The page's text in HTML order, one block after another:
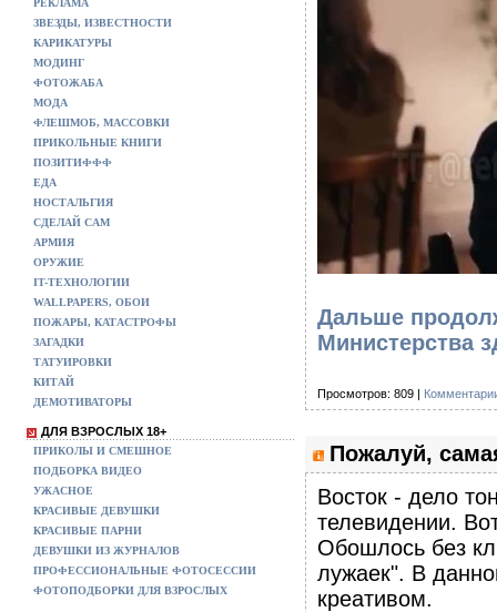
РЕКЛАМА
ЗВЕЗДЫ, ИЗВЕСТНОСТИ
КАРИКАТУРЫ
МОДИНГ
ФОТОЖАБА
МОДА
ФЛЕШМОБ, МАССОВКИ
ПРИКОЛЬНЫЕ КНИГИ
ПОЗИТИФФФ
ЕДА
НОСТАЛЬГИЯ
СДЕЛАЙ САМ
АРМИЯ
ОРУЖИЕ
IT-ТЕХНОЛОГИИ
WALLPAPERS, ОБОИ
ПОЖАРЫ, КАТАСТРОФЫ
ЗАГАДКИ
ТАТУИРОВКИ
КИТАЙ
ДЕМОТИВАТОРЫ
ДЛЯ ВЗРОСЛЫХ 18+
ПРИКОЛЫ И СМЕШНОЕ
ПОДБОРКА ВИДЕО
УЖАСНОЕ
КРАСИВЫЕ ДЕВУШКИ
КРАСИВЫЕ ПАРНИ
ДЕВУШКИ ИЗ ЖУРНАЛОВ
ПРОФЕССИОНАЛЬНЫЕ ФОТОСЕССИИ
ФОТОПОДБОРКИ ДЛЯ ВЗРОСЛЫХ
Дальше
Министерства
Просмотров: 809 |
Пожалуй,
Восток - дело
телевидении.
Обошлось без
лужаек". В
креативом.